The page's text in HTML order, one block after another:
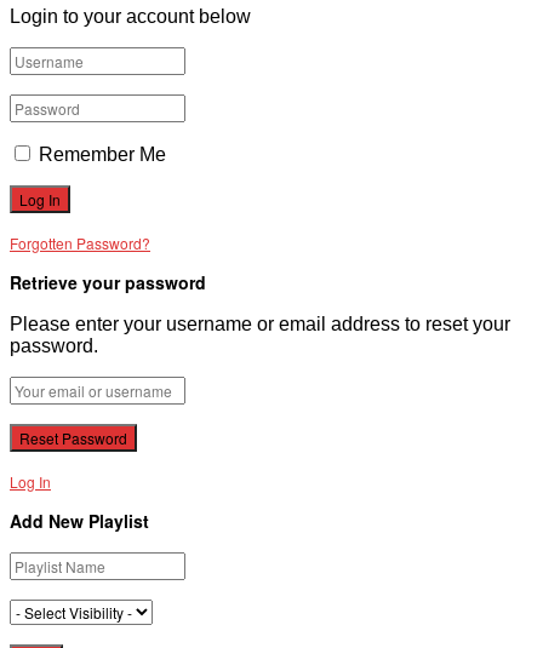
Login to your account below
Remember Me
Forgotten Password?
Retrieve your password
Please enter your username or email address to reset your
password.
Log In
Add New Playlist